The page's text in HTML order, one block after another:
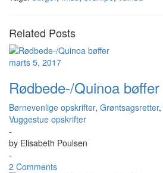
Related Posts
marts 5, 2017
Rødbede-/Quinoa bøffer
Børnevenlige opskrifter, Grøntsagsretter,
Vuggestue opskrifter
-
by Elisabeth Poulsen
-
2 Comments